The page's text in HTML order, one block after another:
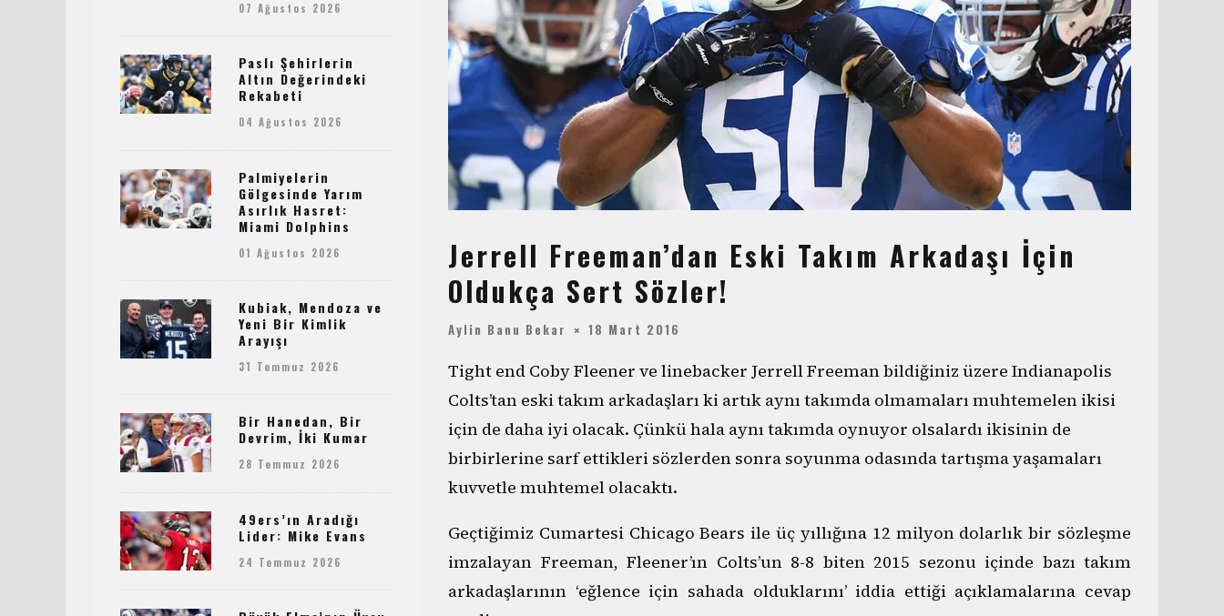
Jerrell Freeman’dan Eski Takım Arkadaşı İçin
Oldukça Sert Sözler!
Aylin Banu Bekar 18 Mart 2016
Tight end Coby Fleener ve linebacker Jerrell Freeman bildiğiniz üzere Indianapolis
Colts’tan eski takım arkadaşları ki artık aynı takımda olmamaları muhtemelen ikisi
için de daha iyi olacak. Çünkü hala aynı takımda oynuyor olsalardı ikisinin de
birbirlerine sarf ettikleri sözlerden sonra soyunma odasında tartışma yaşamaları
kuvvetle muhtemel olacaktı.
Geçtiğimiz Cumartesi Chicago Bears ile üç yıllığına 12 milyon dolarlık bir sözleşme
imzalayan Freeman, Fleener’ın Colts’un 8-8 biten 2015 sezonu içinde bazı takım
arkadaşlarının ‘eğlence için sahada olduklarını’ iddia ettiği açıklamalarına cevap
07 Ağustos 2026
Paslı Şehirlerin
Altın Değerindeki
Rekabeti
04 Ağustos 2026
Palmiyelerin
Gölgesinde Yarım
Asırlık Hasret:
Miami Dolphins
01 Ağustos 2026
Kubiak, Mendoza ve
Yeni Bir Kimlik
Arayışı
31 Temmuz 2026
Bir Hanedan, Bir
Devrim, İki Kumar
28 Temmuz 2026
49ers’ın Aradığı
Lider: Mike Evans
24 Temmuz 2026